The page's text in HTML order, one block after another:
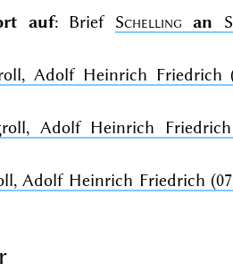
auf: Brief Schelling an
Adolf Heinrich Friedrich
Adolf Heinrich Friedrich
Adolf Heinrich Friedrich